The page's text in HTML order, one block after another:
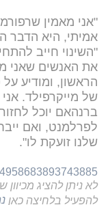
"אני מאמין
אמיתי, היא הדבר
"השינוי חייב
את האנשים שאני
הראשון, ומודיע
של מייקרפילד.
ברנהאם יוכל
לפרלמנט, ואם
שלנו זועקת לו".
לא ניתן להציג
להפעיל בלחיצה כאן